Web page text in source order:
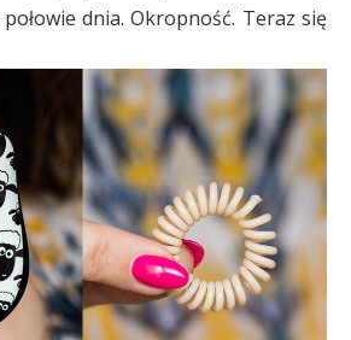
dnia. Okropność. Teraz się